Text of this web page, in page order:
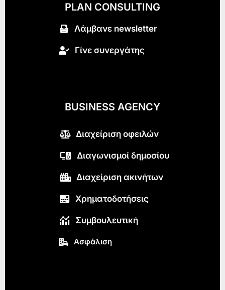
PLAN CONSULTING
Λάμβανε newsletter
Γίνε συνεργάτης
BUSINESS AGENCY
Διαχείριση οφειλών
Διαγωνισμοί δημοσίου
Διαχείριση ακινήτων
Χρηματοδοτήσεις
Συμβουλευτική
Ασφάλιση